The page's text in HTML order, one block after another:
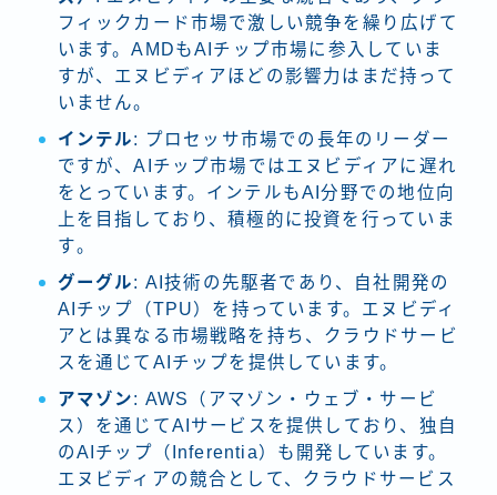
フィックカード市場で激しい競争を繰り広げて
います。AMDもAIチップ市場に参入していま
すが、エヌビディアほどの影響力はまだ持って
いません。
インテル: プロセッサ市場での長年のリーダー
ですが、AIチップ市場ではエヌビディアに遅れ
をとっています。インテルもAI分野での地位向
上を目指しており、積極的に投資を行っていま
す​。
グーグル: AI技術の先駆者であり、自社開発の
AIチップ（TPU）を持っています。エヌビディ
アとは異なる市場戦略を持ち、クラウドサービ
スを通じてAIチップを提供しています。
アマゾン: AWS（アマゾン・ウェブ・サービ
ス）を通じてAIサービスを提供しており、独自
のAIチップ（Inferentia）も開発しています。
エヌビディアの競合として、クラウドサービス